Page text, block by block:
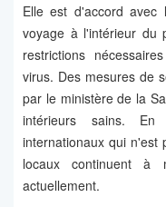
Elle est d'accord avec
voyage à l'intérieur du
restrictions
virus. Des mesures de
par le ministère de la
intérieurs sains. En
internationaux qui n'est
locaux continuent à
actuellement.